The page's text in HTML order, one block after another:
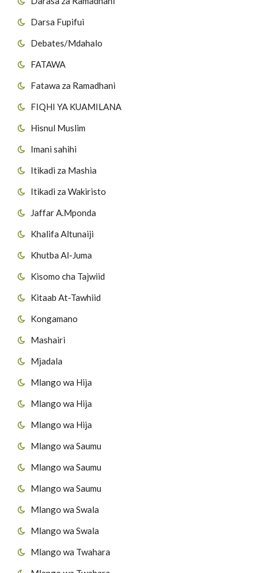
Darsa Fupifui
Debates/Mdahalo
FATAWA
Fatawa za Ramadhani
FIQHI YA KUAMILANA
Hisnul Muslim
Imani sahihi
Itikadi za Mashia
Itikadi za Wakiristo
Jaffar A.Mponda
Khalifa Altunaiji
Khutba Al-Juma
Kisomo cha Tajwiid
Kitaab At-Tawhiid
Kongamano
Mashairi
Mjadala
Mlango wa Hija
Mlango wa Hija
Mlango wa Hija
Mlango wa Saumu
Mlango wa Saumu
Mlango wa Saumu
Mlango wa Swala
Mlango wa Swala
Mlango wa Twahara